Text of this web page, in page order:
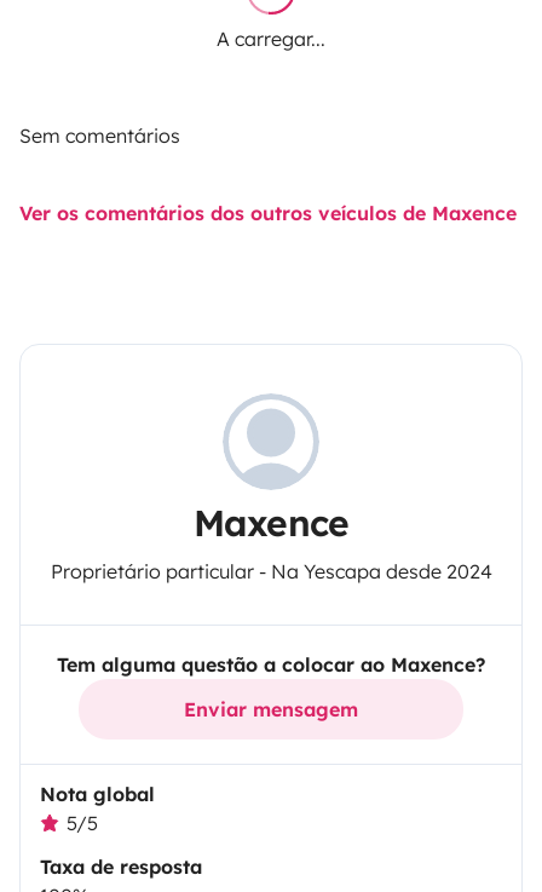
A carregar...
Sem comentários
Ver os comentários dos outros veículos de Maxence
Maxence
Proprietário particular - Na Yescapa desde 2024
Tem alguma questão a colocar ao Maxence?
Enviar mensagem
Nota global
5/5
Taxa de resposta